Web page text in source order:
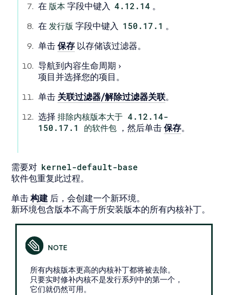
在 版本字段中键入 4.12.14 。
在 发行版 字段中键入 150.17.1 。
单击保存 以存储该过滤器。
导航到内容生命周期
项目并选择您的项目。
单击 关联过滤器/解除过滤器关联。
选择 排除内核版本大于 4.12.14-
150.17.1 的软件包 ，然后单击保存。
需要对 kernel-default-base
软件包重复此过程。
单击构建 后，会创建一个新环境。
新环境包含版本不高于所安装版本的所有内核补丁。
所有内核版本更高的内核补丁都将被去除。
只要实时修补内核不是发行系列中的第一个，
它们就仍然可用。